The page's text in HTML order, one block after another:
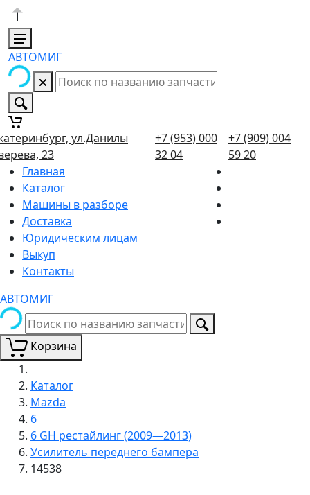
АВТОМИГ
ул.Данилы
23
+7 (953) 000
32 04
+7 (909) 004
59 20
Главная
Каталог
Машины в разборе
Доставка
Юридическим лицам
Выкуп
Контакты
АВТОМИГ
Корзина
Каталог
Mazda
6
6 GH рестайлинг (2009—2013)
Усилитель переднего бампера
14538